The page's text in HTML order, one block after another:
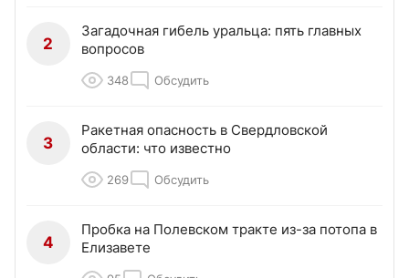
2
Загадочная гибель уральца: пять главных
вопросов
348 Обсудить
3
Ракетная опасность в Свердловской
области: что известно
269 Обсудить
4
Пробка на Полевском тракте из-за потопа в
Елизавете